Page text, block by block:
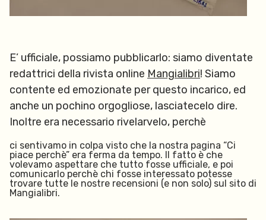
E’ ufficiale, possiamo pubblicarlo: siamo diventate
redattrici della rivista online Mangialibri! Siamo
contente ed emozionate per questo incarico, ed
anche un pochino orgogliose, lasciatecelo dire.
Inoltre era necessario rivelarvelo, perchè
ci sentivamo in colpa visto che la nostra pagina “Ci
piace perchè” era ferma da tempo. Il fatto è che
volevamo aspettare che tutto fosse ufficiale, e poi
comunicarlo perchè chi fosse interessato potesse
trovare tutte le nostre recensioni (e non solo) sul sito di
Mangialibri.